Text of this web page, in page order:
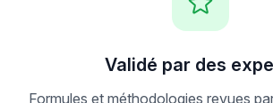
Validé par des
Formules et méthodologies revues